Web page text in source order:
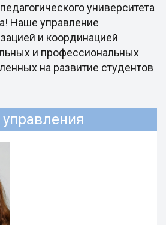
университета
Наше управление
и координацией
и профессиональных
на развитие студентов